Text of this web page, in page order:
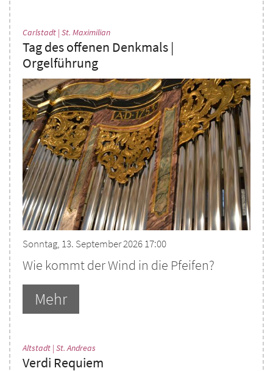
Carlstadt | St. Maximilian:
Tag des offenen Denkmals |
Orgelführung
Sonntag, 13. September 2026 17:00
Wie kommt der Wind in die Pfeifen?
Mehr
Altstadt | St. Andreas
Verdi Requiem